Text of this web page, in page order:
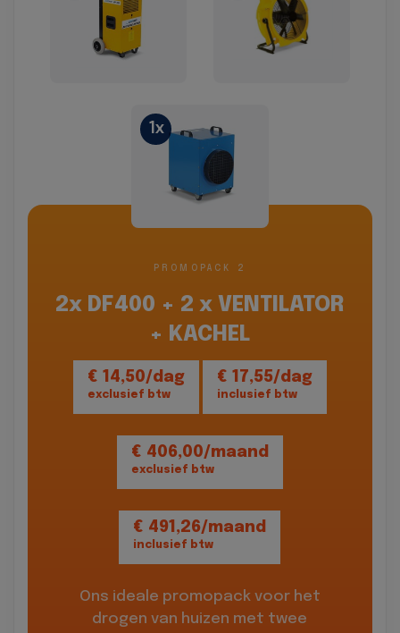
1x
PROMOPACK 2
2x DF400 + 2 x VENTILATOR
+ KACHEL
€ 14,50/dag
exclusief btw
€ 17,55/dag
inclusief btw
€ 406,00/maand
exclusief btw
€ 491,26/maand
inclusief btw
Ons ideale promopack voor het
drogen van huizen met twee